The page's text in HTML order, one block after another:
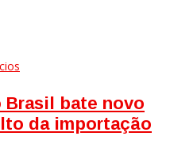
Brasil bate novo
da importação